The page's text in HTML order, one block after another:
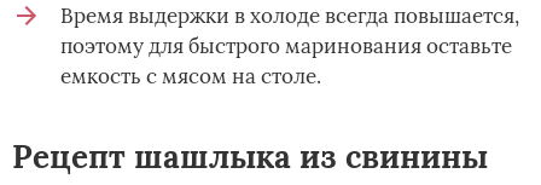
Время выдержки в холоде всегда повышается,
поэтому для быстрого маринования оставьте
емкость с мясом на столе.
Рецепт шашлыка из свинины